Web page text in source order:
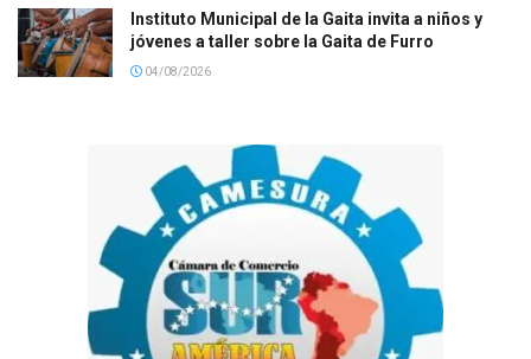
Instituto Municipal de la Gaita invita a niños y
jóvenes a taller sobre la Gaita de Furro
04/08/2026